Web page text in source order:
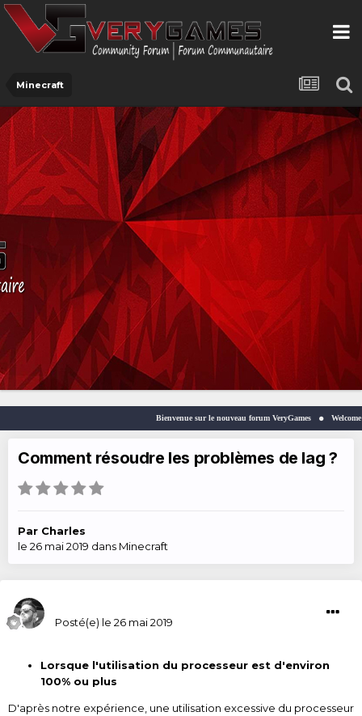
Minecraft
Bienvenue sur le nouveau forum VeryGames Welcome to
Comment résoudre les problèmes de lag ?
Par Charles
le 26 mai 2019 dans Minecraft
Posté(e) le 26 mai 2019
Lorsque l'utilisation du processeur est d'environ
100% ou plus
D'après notre expérience, une utilisation excessive du processeur